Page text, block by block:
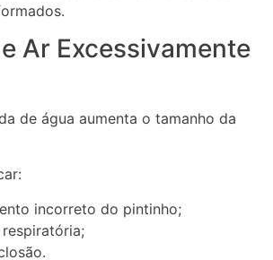
Ar Excessivamente
de água aumenta o tamanho da
incorreto do pintinho;